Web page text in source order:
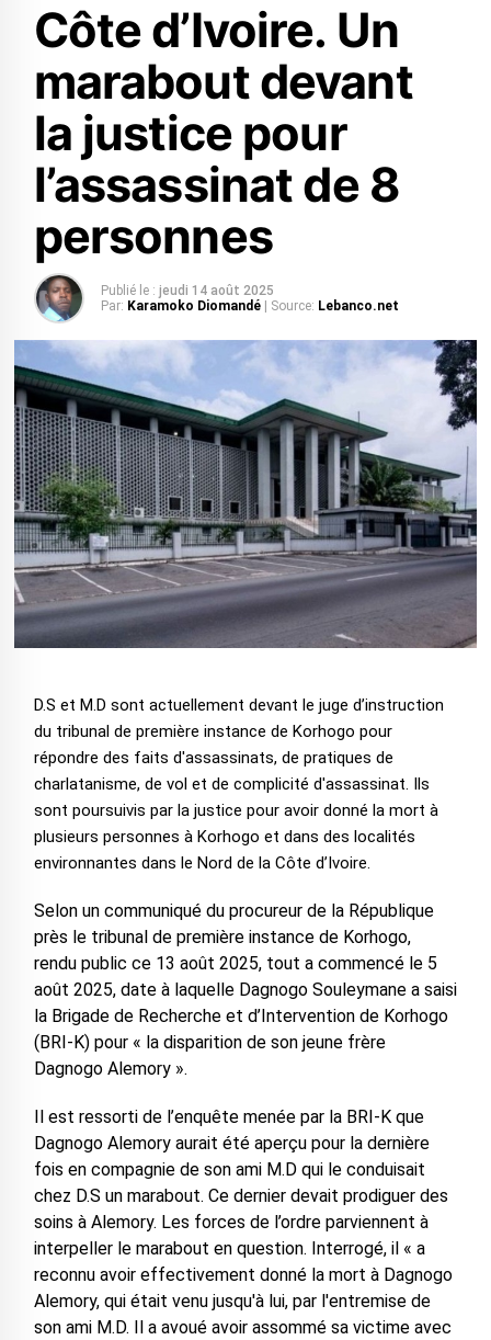
Côte d’Ivoire. Un
marabout devant
la justice pour
l’assassinat de 8
personnes
Publié le : jeudi 14 août 2025
Par: Karamoko Diomandé | Source: Lebanco.net
D.S et M.D sont actuellement devant le juge d’instruction
du tribunal de première instance de Korhogo pour
répondre des faits d'assassinats, de pratiques de
charlatanisme, de vol et de complicité d'assassinat. Ils
sont poursuivis par la justice pour avoir donné la mort à
plusieurs personnes à Korhogo et dans des localités
environnantes dans le Nord de la Côte d’Ivoire.
Selon un communiqué du procureur de la République
près le tribunal de première instance de Korhogo,
rendu public ce 13 août 2025, tout a commencé le 5
août 2025, date à laquelle Dagnogo Souleymane a saisi
la Brigade de Recherche et d’Intervention de Korhogo
(BRI-K) pour « la disparition de son jeune frère
Dagnogo Alemory ».
Il est ressorti de l’enquête menée par la BRI-K que
Dagnogo Alemory aurait été aperçu pour la dernière
fois en compagnie de son ami M.D qui le conduisait
chez D.S un marabout. Ce dernier devait prodiguer des
soins à Alemory. Les forces de l’ordre parviennent à
interpeller le marabout en question. Interrogé, il « a
reconnu avoir effectivement donné la mort à Dagnogo
Alemory, qui était venu jusqu'à lui, par l'entremise de
son ami M.D. Il a avoué avoir assommé sa victime avec